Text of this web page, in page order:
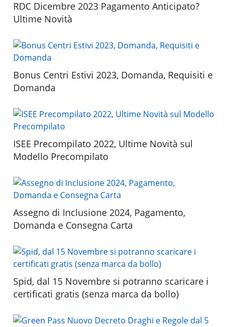
RDC Dicembre 2023 Pagamento Anticipato?
Ultime Novità
Bonus Centri Estivi 2023, Domanda, Requisiti e
Domanda
ISEE Precompilato 2022, Ultime Novità sul
Modello Precompilato
Assegno di Inclusione 2024, Pagamento,
Domanda e Consegna Carta
Spid, dal 15 Novembre si potranno scaricare i
certificati gratis (senza marca da bollo)